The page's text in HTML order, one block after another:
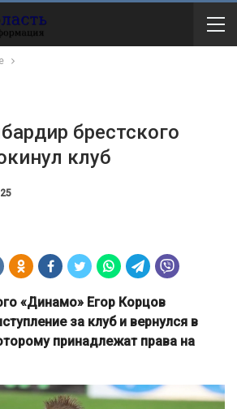
брестского
клуб
«Динамо» Егор Корцов
за клуб и вернулся в
принадлежат права на